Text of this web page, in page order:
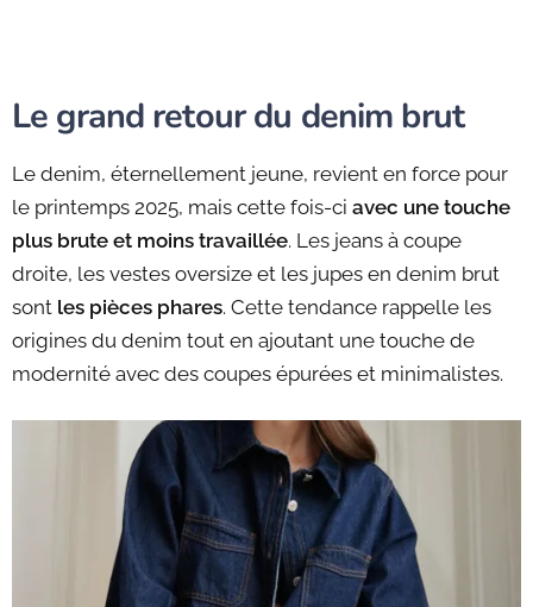
Le grand retour du denim brut
Le denim, éternellement jeune, revient en force pour
le printemps 2025, mais cette fois-ci avec une touche
plus brute et moins travaillée. Les jeans à coupe
droite, les vestes oversize et les jupes en denim brut
sont les pièces phares. Cette tendance rappelle les
origines du denim tout en ajoutant une touche de
modernité avec des coupes épurées et minimalistes.